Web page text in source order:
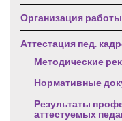
Организация
Аттестация пед.
Методические
Нормативные
Результаты
аттестуемых